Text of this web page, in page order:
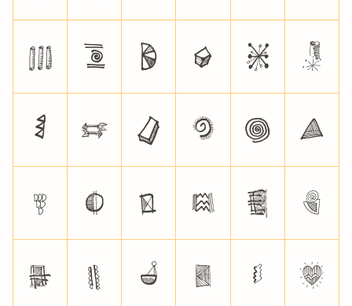
6 7 8 9 : ;
< = > ? @ A
B C D E F G
H I J K L M